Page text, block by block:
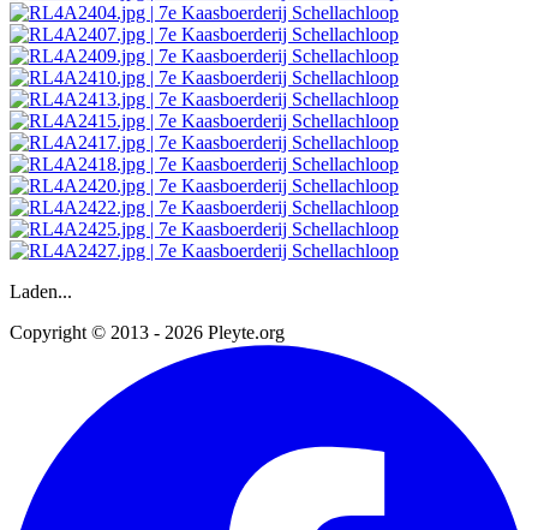
Laden...
Copyright © 2013 - 2026 Pleyte.org